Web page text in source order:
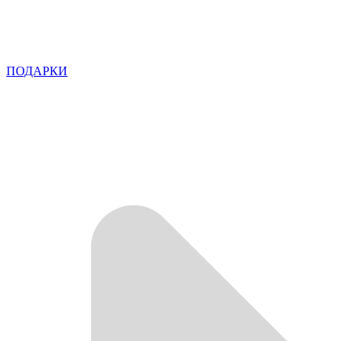
ПОДАРКИ